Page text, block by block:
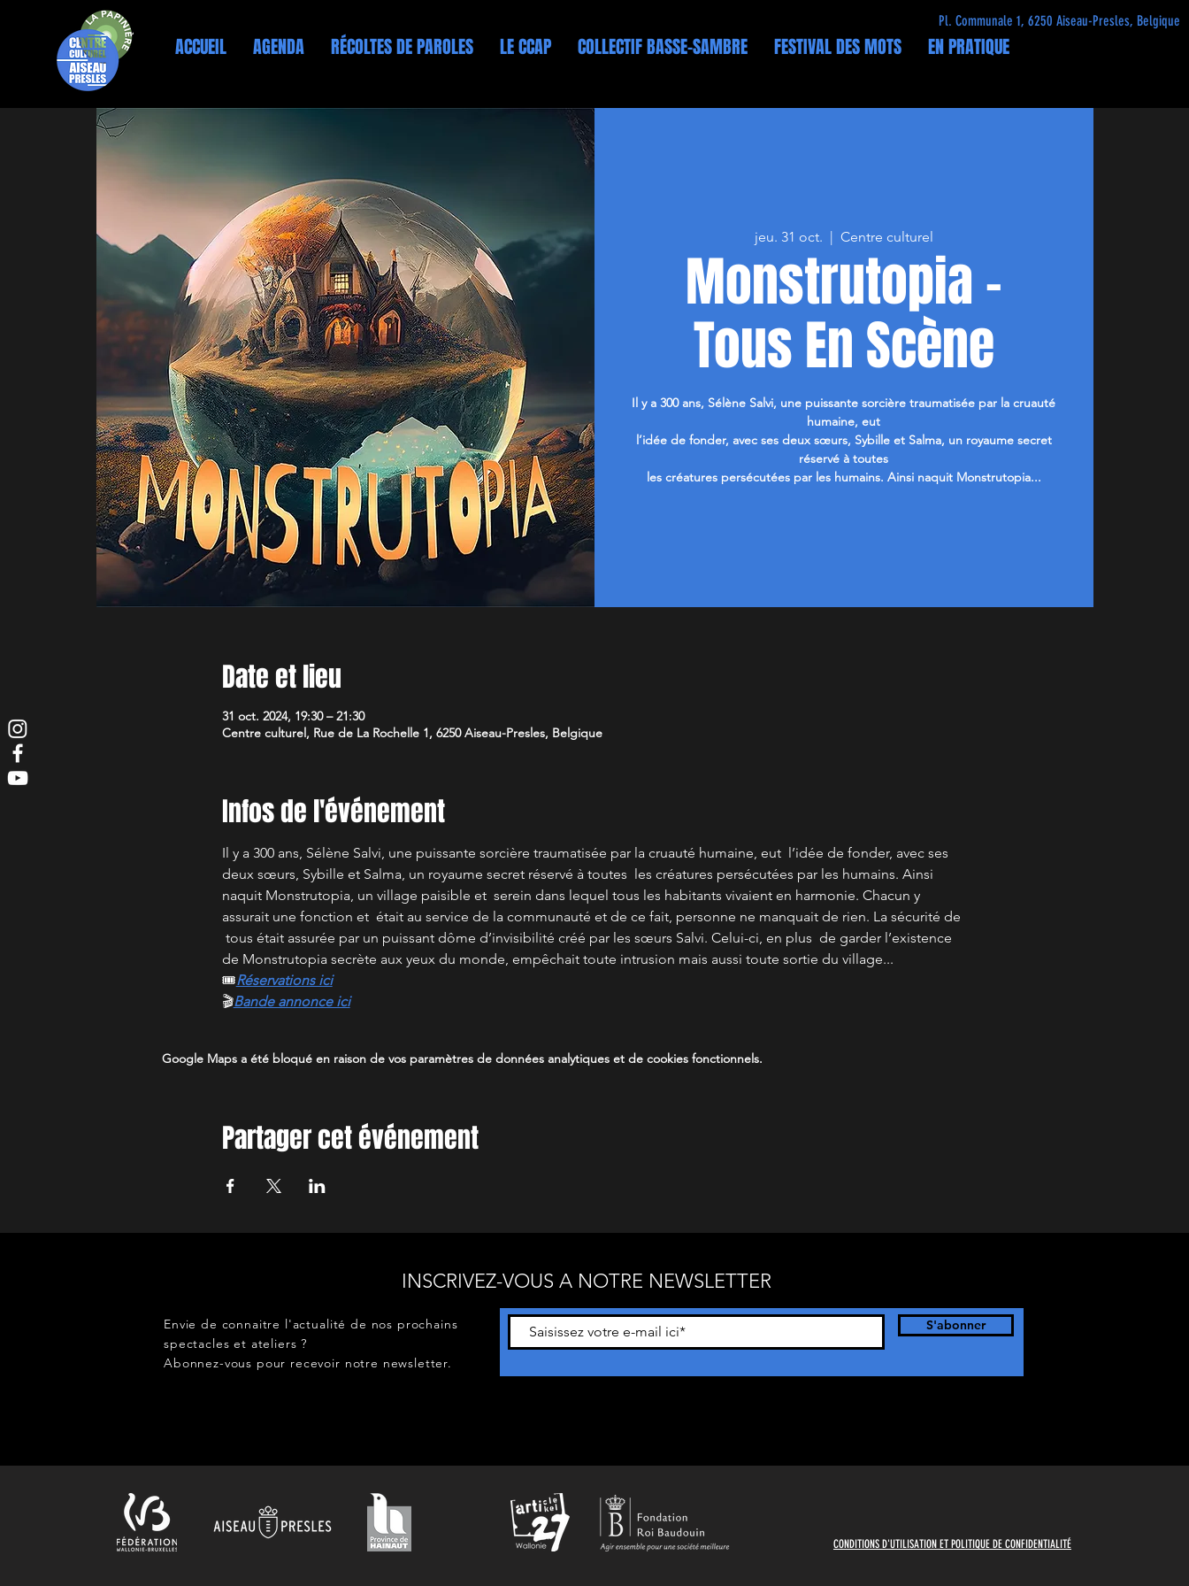
ACCUEIL AGENDA RÉCOLTES DE PAROLES LE CCAP COLLECTIF BASSE-SAMBRE FESTIVAL DES MOTS EN PRATIQUE
Pl. Communale 1, 6250 Aiseau-Presles, Belgique
jeu. 31 oct.
  |
Centre culturel
Monstrutopia -
Tous En Scène
Il y a 300 ans, Sélène Salvi, une puissante sorcière traumatisée par la cruauté
humaine, eut
l’idée de fonder, avec ses deux sœurs, Sybille et Salma, un royaume secret
réservé à toutes
les créatures persécutées par les humains. Ainsi naquit Monstrutopia...
Date et lieu
31 oct. 2024, 19:30 – 21:30
Centre culturel, Rue de La Rochelle 1, 6250 Aiseau-Presles, Belgique
Infos de l'événement
Il y a 300 ans, Sélène Salvi, une puissante sorcière traumatisée par la cruauté humaine, eut  l’idée de fonder, avec ses
deux sœurs, Sybille et Salma, un royaume secret réservé à toutes  les créatures persécutées par les humains. Ainsi
naquit Monstrutopia, un village paisible et  serein dans lequel tous les habitants vivaient en harmonie. Chacun y
assurait une fonction et  était au service de la communauté et de ce fait, personne ne manquait de rien. La sécurité de
tous était assurée par un puissant dôme d’invisibilité créé par les sœurs Salvi. Celui-ci, en plus  de garder l’existence
de Monstrutopia secrète aux yeux du monde, empêchait toute intrusion mais aussi toute sortie du village...
🎟️Réservations ici
🎬Bande annonce ici
Google Maps a été bloqué en raison de vos paramètres de données analytiques et de cookies fonctionnels.
Partager cet événement
INSCRIVEZ-VOUS A NOTRE NEWSLETTER
Envie de connaitre l'actualité de nos prochains
spectacles et ateliers ?
Abonnez-vous pour recevoir notre newsletter.
S'abonner
CONDITIONS D'UTILISATION ET POLITIQUE DE CONFIDENTIALITÉ